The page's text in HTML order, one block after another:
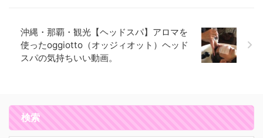
沖縄・那覇・観光【ヘッドスパ】アロマを
使ったoggiotto（オッジィオット）ヘッド
スパの気持ちいい動画。
検索